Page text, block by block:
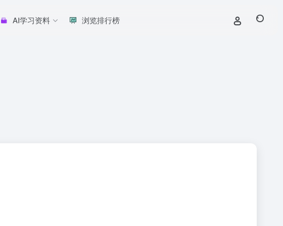
AI学习资料 浏览排行榜